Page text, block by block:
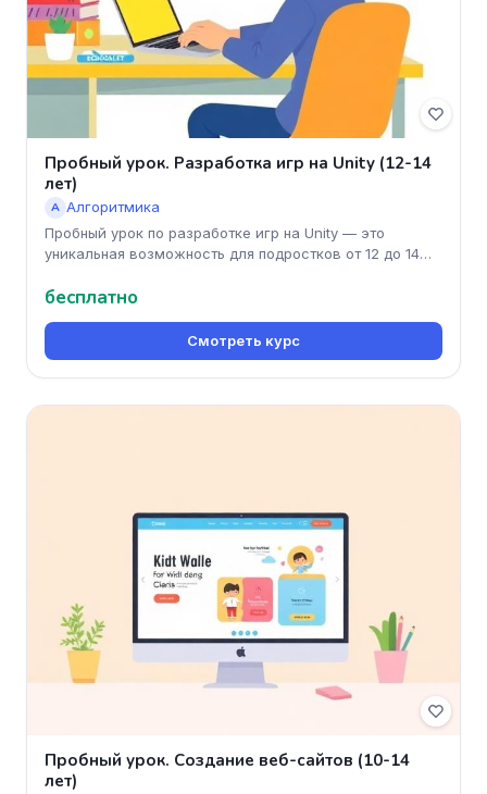
Пробный урок. Разработка игр на Unity (12-14
лет)
А Алгоритмика
Пробный урок по разработке игр на Unity — это
уникальная возможность для подростков от 12 до 14
бесплатно
Смотреть курс
Пробный урок. Создание веб-сайтов (10-14
лет)